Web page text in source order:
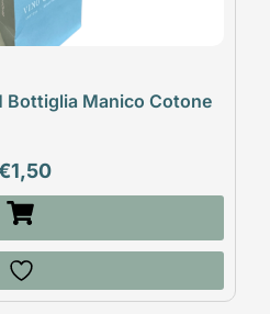
Bottiglia Manico Cotone
1,50